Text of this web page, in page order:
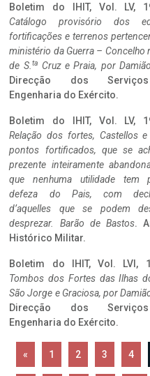
Boletim do IHIT, Vol. LV,
Catálogo provisório dos
fortificações e terrenos
ministério da Guerra – Concelho
de S. ta Cruz e Praia, por
Direcção dos
Engenharia do Exército.
Boletim do IHIT, Vol. LV,
Relação dos fortes, Castellos
pontos fortificados, que se
prezente inteiramente
que nenhuma utilidade tem
defeza do Pais, com
d’aquelles que se podem
desprezar. Barão de Bastos.
Histórico Militar.
Boletim do IHIT, Vol. LVI,
Tombos dos Fortes das Ilhas
São Jorge e Graciosa, por
Direcção dos
Engenharia do Exército.
« 1 2 3 4